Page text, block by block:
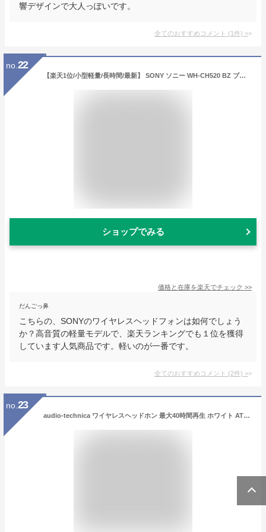
響デザインで大人っぽいです。
全てのおすすめコメント (1件) >
no. 22
【楽天1位/小型軽量/長時間/最新】 SONY ソニー WH-CH520 BZ ブラック 黒 ヘッドホン Bluetooth ワイヤレスヘッドホン 小さめ 小さい コンパクト サイズ マイク付き 通話 iPhone Android PC ブルートゥース
ショップでみる
価格と在庫を楽天でチェック >>
だんごっ鼻
こちらの、SONYのワイヤレスヘッドフォンは如何でしょう
か？高音質の軽量モデルで、楽天ランキングでも１位を獲得
しています人気商品です。軽いのが一番です。
全てのおすすめコメント (2件) >
no. 23
audio-technica ワイヤレスヘッドホン 最大40時間再生 ホワイト ATH-S200BT WH